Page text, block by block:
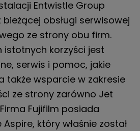
Entwistle Group
obsługi serwisowej
ze strony obu firm.
istotnych korzyści jest
serwis i pomoc, jakie
także wsparcie w zakresie
ze strony zarówno Jet
Fujifilm posiada
który właśnie został